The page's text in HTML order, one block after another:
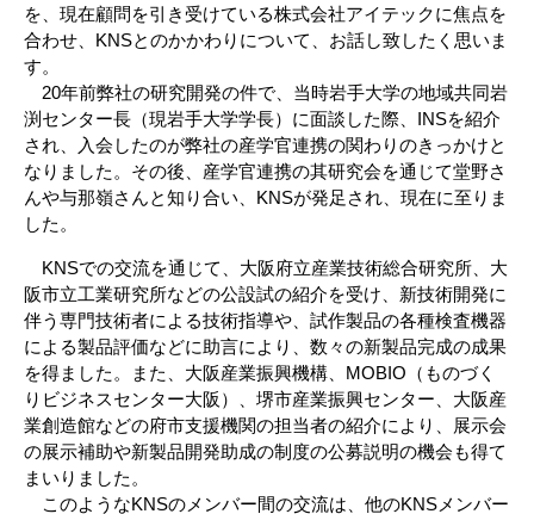
を、現在顧問を引き受けている株式会社アイテックに焦点を
合わせ、KNSとのかかわりについて、お話し致したく思いま
す。
20年前弊社の研究開発の件で、当時岩手大学の地域共同岩
渕センター長（現岩手大学学長）に面談した際、INSを紹介
され、入会したのが弊社の産学官連携の関わりのきっかけと
なりました。その後、産学官連携の其研究会を通じて堂野さ
んや与那嶺さんと知り合い、KNSが発足され、現在に至りま
した。
KNSでの交流を通じて、大阪府立産業技術総合研究所、大
阪市立工業研究所などの公設試の紹介を受け、新技術開発に
伴う専門技術者による技術指導や、試作製品の各種検査機器
による製品評価などに助言により、数々の新製品完成の成果
を得ました。また、大阪産業振興機構、MOBIO（ものづく
りビジネスセンター大阪）、堺市産業振興センター、大阪産
業創造館などの府市支援機関の担当者の紹介により、展示会
の展示補助や新製品開発助成の制度の公募説明の機会も得て
まいりました。
このようなKNSのメンバー間の交流は、他のKNSメンバー